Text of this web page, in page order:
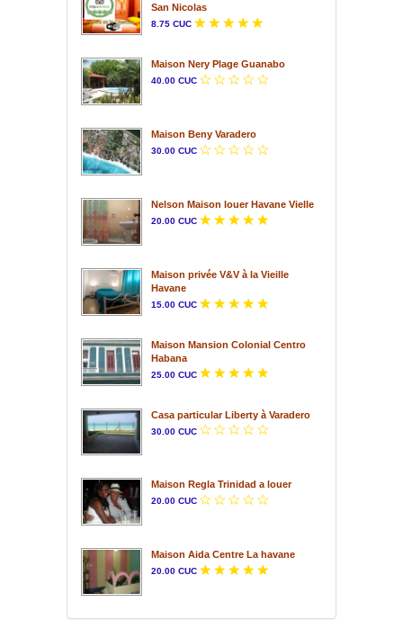
San Nicolas
8.75 CUC
Maison Nery Plage Guanabo
40.00 CUC
Maison Beny Varadero
30.00 CUC
Nelson Maison louer Havane Vielle
20.00 CUC
Maison privée V&V à la Vieille
Havane
15.00 CUC
Maison Mansion Colonial Centro
Habana
25.00 CUC
Casa particular Liberty à Varadero
30.00 CUC
Maison Regla Trinidad a louer
20.00 CUC
Maison Aida Centre La havane
20.00 CUC